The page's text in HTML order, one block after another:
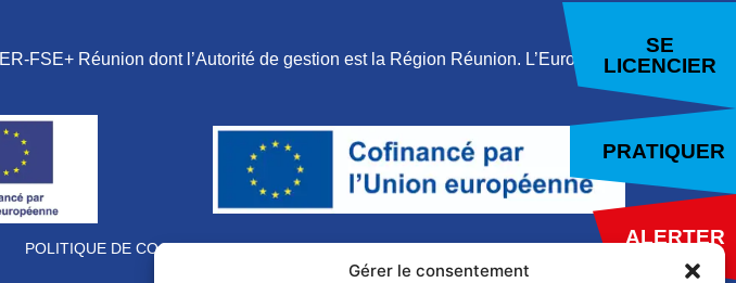
Gérer le consentement
SE
LICENCIER
PRATIQUER
ALERTER
FSE+ Réunion dont l’Autorité de gestion est la Région Réunion. L’Europe
POLITIQUE DE COOKIES (UE) ESPACE PRO